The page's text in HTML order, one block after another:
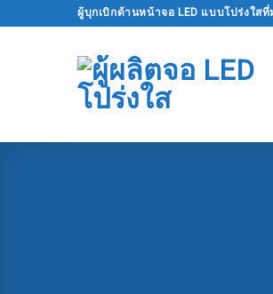
ไป
ผู้บุกเบิกด้านหน้าจอ LED แบบโปร่งใสที่